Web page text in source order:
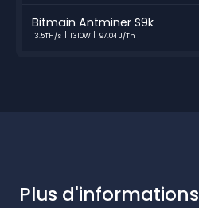
Bitmain Antminer S9k
13.5TH/s 1310W 97.04 J/Th
Plus d'informations